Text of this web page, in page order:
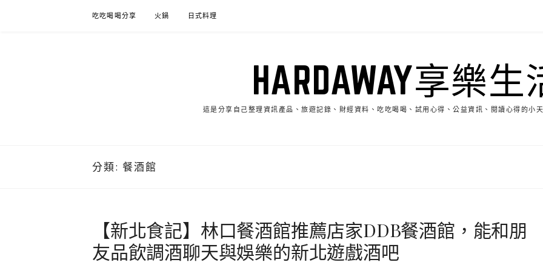
吃吃喝喝分享 火鍋 日式料理
HARDAWAY享樂生
這是分享自己整理資訊產品、旅遊記錄、財經資料、吃吃喝喝、試用心得、公益資訊、閱讀心得的小
分類: 餐酒館
【新北食記】林口餐酒館推薦店家DDB餐酒館，能和朋
友品飲調酒聊天與娛樂的新北遊戲酒吧